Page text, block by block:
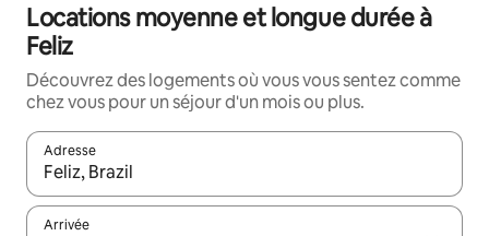
Locations moyenne et longue durée à
Feliz
Découvrez des logements où vous vous sentez comme
chez vous pour un séjour d'un mois ou plus.
Adresse
Lorsque les résultats s'affichent, utilisez les flèches vers le
Arrivée